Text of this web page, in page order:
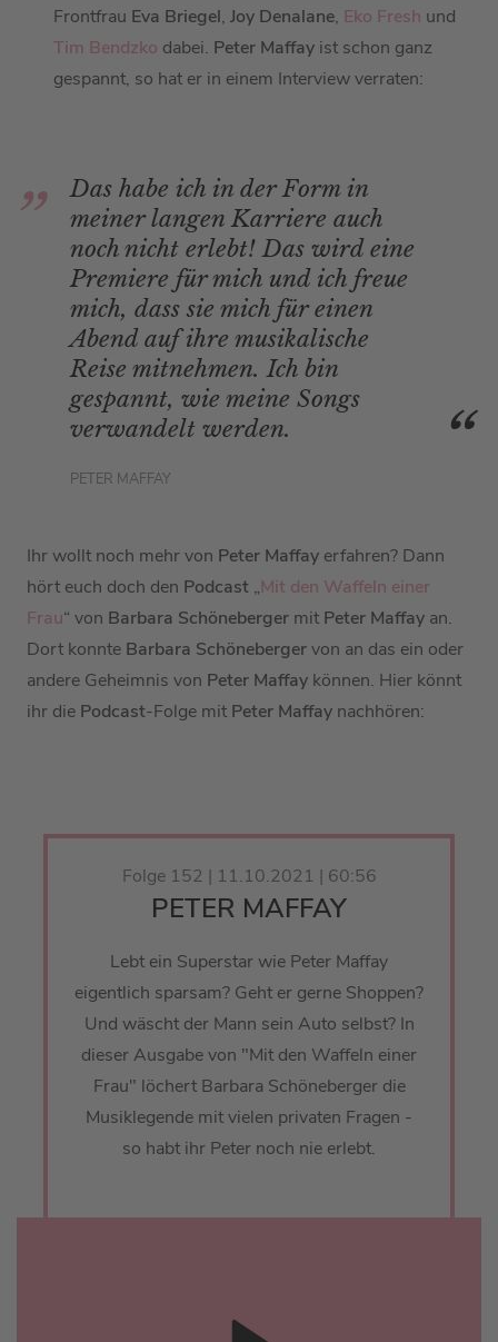
Frontfrau Eva Briegel, Joy Denalane, Eko Fresh und
Tim Bendzko dabei. Peter Maffay ist schon ganz
gespannt, so hat er in einem Interview verraten:
Das habe ich in der Form in
meiner langen Karriere auch
noch nicht erlebt! Das wird eine
Premiere für mich und ich freue
mich, dass sie mich für einen
Abend auf ihre musikalische
Reise mitnehmen. Ich bin
gespannt, wie meine Songs
verwandelt werden.
PETER MAFFAY
Ihr wollt noch mehr von Peter Maffay erfahren? Dann
hört euch doch den Podcast „Mit den Waffeln einer
Frau“ von Barbara Schöneberger mit Peter Maffay an.
Dort konnte Barbara Schönebergervon an das ein oder
andere Geheimnis von Peter Maffay können. Hier könnt
ihr die Podcast-Folge mit Peter Maffay nachhören:
Folge 152 | 11.10.2021 | 60:56
PETER MAFFAY
Lebt ein Superstar wie Peter Maffay
eigentlich sparsam? Geht er gerne Shoppen?
Und wäscht der Mann sein Auto selbst? In
dieser Ausgabe von "Mit den Waffeln einer
Frau" löchert Barbara Schöneberger die
Musiklegende mit vielen privaten Fragen -
so habt ihr Peter noch nie erlebt.